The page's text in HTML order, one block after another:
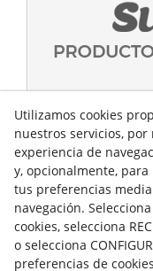
Utilizamos cookies
nuestros servicios,
experiencia de
y, opcionalmente,
tus preferencias
navegación.
cookies, selecciona
o selecciona
preferencias de